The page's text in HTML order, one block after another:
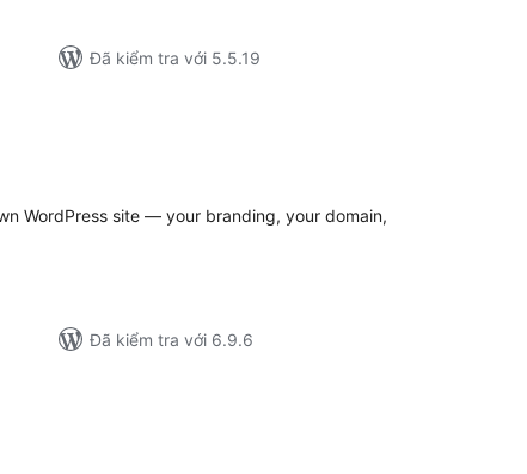
Đã kiểm tra với 5.5.19
WordPress site — your branding, your domain,
Đã kiểm tra với 6.9.6